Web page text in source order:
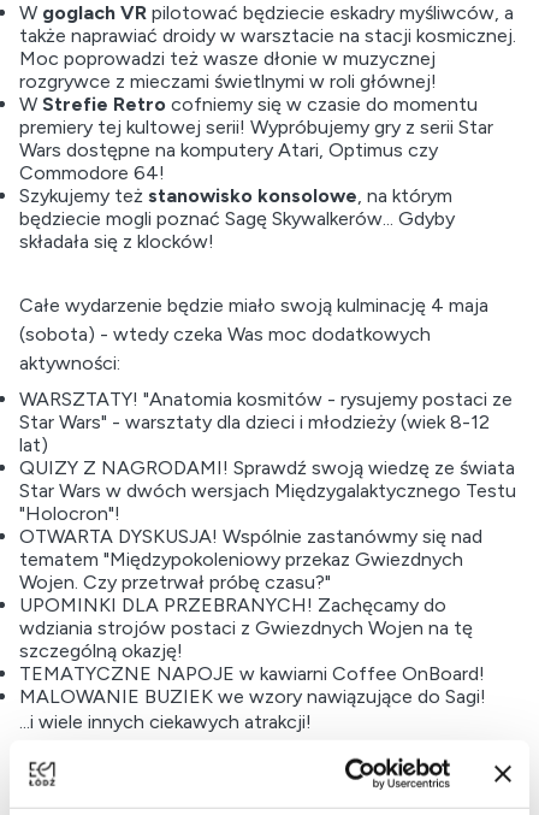
W goglach VR pilotować będziecie eskadry myśliwców, a
także naprawiać droidy w warsztacie na stacji kosmicznej.
Moc poprowadzi też wasze dłonie w muzycznej
rozgrywce z mieczami świetlnymi w roli głównej!
W Strefie Retro cofniemy się w czasie do momentu
premiery tej kultowej serii! Wypróbujemy gry z serii Star
Wars dostępne na komputery Atari, Optimus czy
Commodore 64!
Szykujemy też stanowisko konsolowe, na którym
będziecie mogli poznać Sagę Skywalkerów... Gdyby
składała się z klocków!
Całe wydarzenie będzie miało swoją kulminację 4 maja
(sobota) - wtedy czeka Was moc dodatkowych
aktywności:
WARSZTATY! "Anatomia kosmitów - rysujemy postaci ze
Star Wars" - warsztaty dla dzieci i młodzieży (wiek 8-12
lat)
QUIZY Z NAGRODAMI! Sprawdź swoją wiedzę ze świata
Star Wars w dwóch wersjach Międzygalaktycznego Testu
"Holocron"!
OTWARTA DYSKUSJA! Wspólnie zastanówmy się nad
tematem "Międzypokoleniowy przekaz Gwiezdnych
Wojen. Czy przetrwał próbę czasu?"
UPOMINKI DLA PRZEBRANYCH! Zachęcamy do
wdziania strojów postaci z Gwiezdnych Wojen na tę
szczególną okazję!
TEMATYCZNE NAPOJE w kawiarni Coffee OnBoard!
MALOWANIE BUZIEK we wzory nawiązujące do Sagi!
...i wiele innych ciekawych atrakcji!